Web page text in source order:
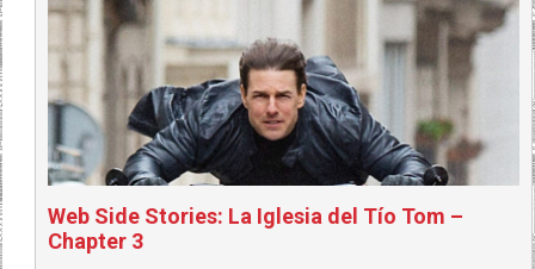
Web Side Stories: La Iglesia del Tío Tom –
Chapter 3